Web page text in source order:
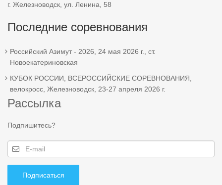
г. Железноводск, ул. Ленина, 58
Последние соревнования
Российский Азимут - 2026, 24 мая 2026 г., ст.
Новоекатериновская
КУБОК РОССИИ, ВСЕРОССИЙСКИЕ СОРЕВНОВАНИЯ,
велокросс, Железноводск, 23-27 апреля 2026 г.
Рассылка
Подпишитесь?
Подписаться